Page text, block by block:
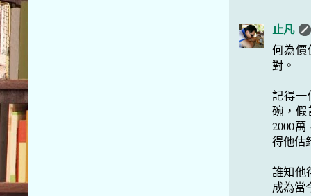
止凡
何為價
對。
記得一
碗，假
2000
得他估
誰知他
成為當